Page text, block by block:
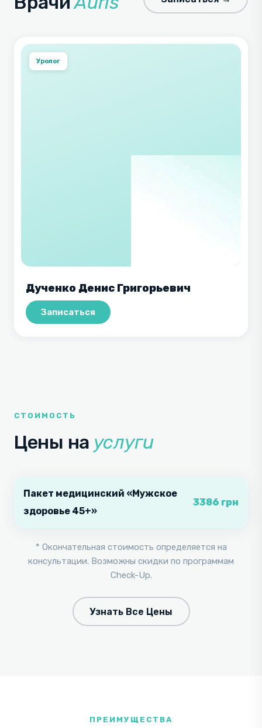
Уролог
Дученко Денис Григорьевич
Записаться
СТОИМОСТЬ
Цены на услуги
Пакет медицинский «Мужское
здоровье 45+»
3386 грн
* Окончательная стоимость определяется на
консультации. Возможны скидки по программам
Check-Up.
Узнать Все Цены
ПРЕИМУЩЕСТВА